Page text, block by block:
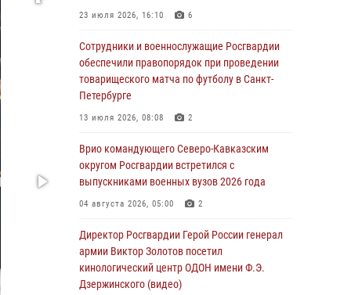
06 августа 2026, 12:00
В Курске росгвардейцы приняли участие в
митинге, посвященном второй годовщине
вторжения ВСУ на территорию области
06 августа 2026, 11:56
задержал правонарушителя, угрожавшего
подростку травматическим пистолетом
06 августа 2026, 11:33 1
ликвидирована крупная нарколаборатория
06 августа 2026, 11:27
В Москве росгвардейцы задержали троих
23 июля 2026, 16:10 6
Сотрудники и военнослужащие Росгвардии
обеспечили правопорядок при проведении
товарищеского матча по футболу в Санкт-
Петербурге
13 июля 2026, 08:08 2
Врио командующего Северо-Кавказским
округом Росгвардии встретился с
выпускниками военных вузов 2026 года
04 августа 2026, 05:00 2
Директор Росгвардии Герой России генерал
армии Виктор Золотов посетил
кинологический центр ОДОН имени Ф.Э.
Дзержинского (видео)